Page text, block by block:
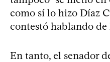
como sí lo hizo Díaz
contestó hablando de
En tanto, el senador